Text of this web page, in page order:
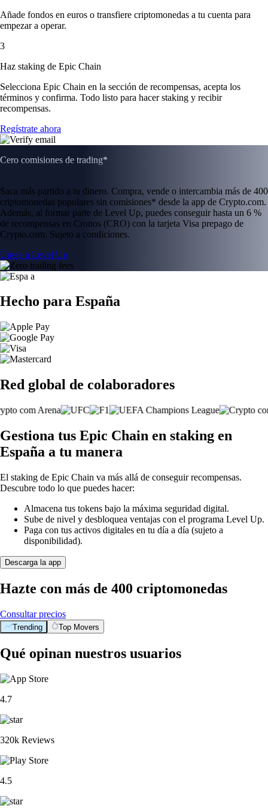
Añade fondos en euros o transfiere criptomonedas a tu cuenta para
empezar a operar.
3
Haz staking de Epic Chain
Selecciona Epic Chain en la sección de recompensas, acepta los
términos y confirma. Todo listo para hacer staking y recibir
recompensas.
Regístrate ahora
Cero comisiones de trading*
Saca más partido a tu dinero. Compra, vende o intercambia más de 400
criptomonedas populares sin comisiones* desde la app de Crypto.com.
Además, al formar parte de Level Up, puedes conseguir hasta un 6 %
de recompensas en Cronos (CRO) con la tarjeta Visa prepago de
Crypto.com. Sujeto a condiciones.
Únete a Level Up
Hecho para España
Red global de colaboradores
Gestiona tus Epic Chain en staking en
España a tu manera
El staking de Epic Chain va más allá de conseguir recompensas.
Descubre todo lo que puedes hacer:
Almacena tus tokens bajo la máxima seguridad digital.
Sube de nivel y desbloquea ventajas con el programa Level Up.
Paga con tus activos digitales en tu día a día (sujeto a
disponibilidad).
Descarga la app
Hazte con más de 400 criptomonedas
Consultar precios
Trending Top Movers
Qué opinan nuestros usuarios
4.7
320k Reviews
4.5